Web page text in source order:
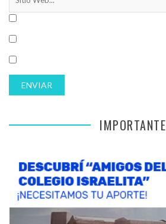
IMPORTANTE